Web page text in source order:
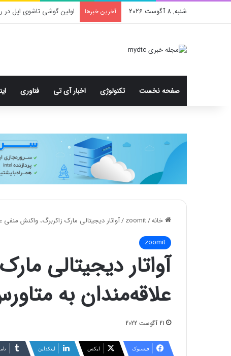
شنبه, 8 آگوست 2026 آخرین خبرها محدودیت جدید
صفحه نخست تکنولوژی اخبار آی تی فناوری
خانه/
zoomit
/آواتار دیجیتالی مارک زاکربرگ، واکنش
zoomit
آواتار دیجیتالی
علاقه‌مندان به
21 آگوست 2022
فیسبوک ایکس لینکداین